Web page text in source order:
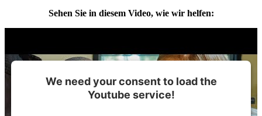
Sehen Sie in diesem Video, wie wir helfen:
We need your consent to load the
Youtube service!